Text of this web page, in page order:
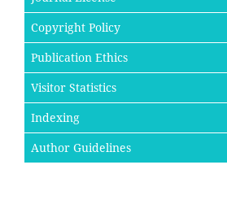
Copyright Policy
Publication Ethics
Visitor Statistics
Indexing
Author Guidelines